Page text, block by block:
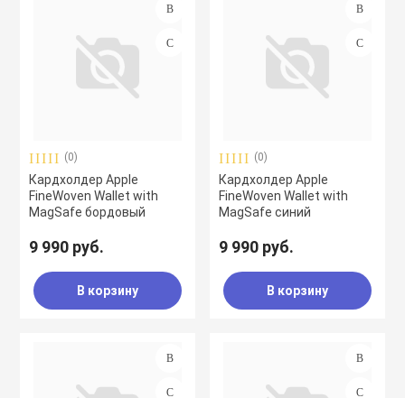
(0)
Кардхолдер Apple
FineWoven Wallet with
MagSafe бордовый
9 990 руб.
В корзину
(0)
Кардхолдер Apple
FineWoven Wallet with
MagSafe синий
9 990 руб.
В корзину